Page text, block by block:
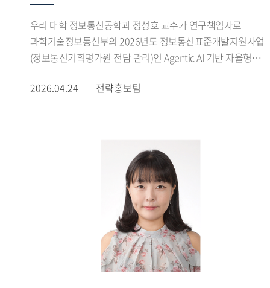
시작되었는지 고대 철학자 헤라클레이토스의 언어관에서
찾으려는 시도입니다. 헤라클레이토스는 세계가 끊임없이
변화한다고 보았고, 그 변화 속에 질서를 부여하는 원리를
로고스(logos) 라고 불렀습니다. 저는 헤라클레이토스의
하나의 사상적 계보로 다시 읽어보는 작업을 진행했습니다.
영향은 무엇입니까? - 이번 수상은 연구를 마무리했다기보다
앞으로 더 깊이 탐구해야 할 과제가 남아 있음을 일깨워 준
계기가 됐습니다. 앞으로는 고대 그리스 철학자들의 언어
개념을 보다 체계적으로 정리하고, 이를 중세와 근대의 언어
사상과 연결하는 작업을 계속해 나갈 예정입니다. 특히 언어가
단순한 의사소통의 도구를 넘어 인간이 세계를 이해하고
해석하는 방식과 어떻게 연결되는지 장기적인 연구 주제로
삼고자 합니다. 매년 몇 편의 논문과 학술대회 발표를 통해
우리 대학 정보통신공학과 정성호 교수가 연구책임자로
과학기술정보통신부의 2026년도 정보통신표준개발지원사업
(정보통신기획평가원 전담 관리)인 Agentic AI 기반 자율형
주관연구개발기관(한국외대) 연구책임자(정성호)로 추진하게
표준전문연구실 과제는 올해 4월부터 2033년 12월까지 8년간
한국전자통신연구원(주관) 등과 함께 수행하며, 두 과제의 총
사업비는 약 69억 규모이다.Agentic AI 기반 자율형 네트워크
과제에서는 다중 AI Agent 시스템이 디바이스 엣지 클라우드를
포함하는 차세대 통신 네트워크 전 구간에서 자율적으로
환경을 인지하고, 추론 계획 실행 학습 협업하는 Agentic AI
기반 종단간 완전 자율형 네트워크 표준 기술을 개발한다.
피지컬 AI 표준전문연구실 과제에서는 국제표준화기구의
2026.04.24 전략홍보팀